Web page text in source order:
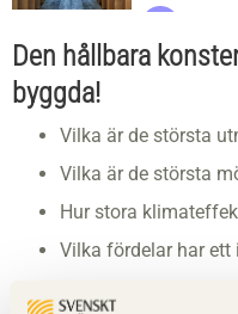
Den hå llbara
byggda!
Vilka är de största
Vilka är de största
Hur stora
Vilka fördelar har
Hur hanteras